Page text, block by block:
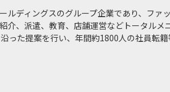
ルディングスのグループ企業であり、ファ
介、派遣、教育、店舗運営などトータルメ
った提案を行い、年間約1800人の社員転籍